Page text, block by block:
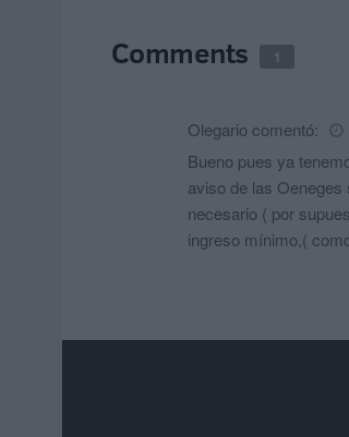
Comments 1
Olegario comentó:
Bueno pues ya
aviso de las
necesario ( por
ingreso mínimo,(